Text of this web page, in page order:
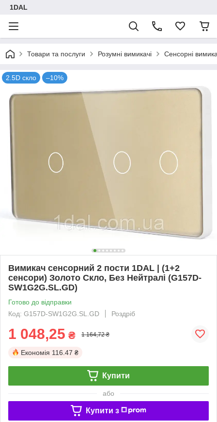
1DAL
Товари та послуги Розумні вимикачі Сенсорні
2.5D скло –10%
Вимикач сенсорний 2 пости 1DAL | (1+2
сенсори) Золото Скло, Без Нейтралі (G157D-
SW1G2G.SL.GD)
Готово до відправки
Код: G157D-SW1G2G.SL.GD
Роздріб
1 048,25 ₴ 1 164,72 ₴
Економія 116.47 ₴
Купити
або
Купити з